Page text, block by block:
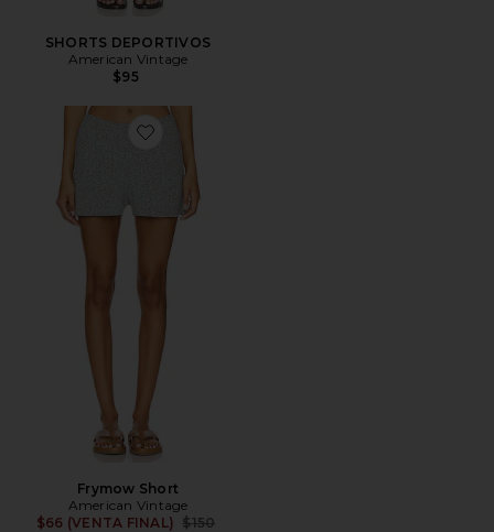
SHORTS DEPORTIVOS
American Vintage
$95
Favorite Frymow Short
Frymow Short
American Vintage
$66 (VENTA FINAL)
Previous price:
$150